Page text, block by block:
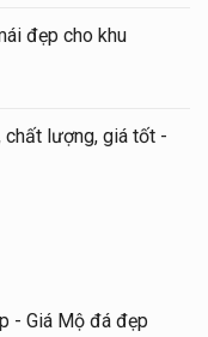
đẹp cho khu
chất lượng, giá tốt -
- Giá Mộ đá đẹp